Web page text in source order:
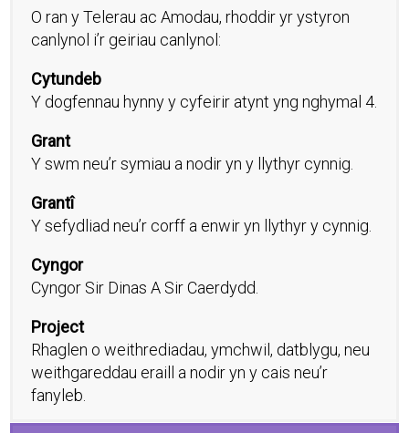
O ran y Telerau ac Amodau, rhoddir yr ystyron
canlynol i’r geiriau canlynol:
Cytundeb
Y dogfennau hynny y cyfeirir atynt yng nghymal 4.
Grant
Y swm neu’r symiau a nodir yn y llythyr cynnig.
Grantî
Y sefydliad neu’r corff a enwir yn llythyr y cynnig.
Cyngor
Cyngor Sir Dinas A Sir Caerdydd.
Project
Rhaglen o weithrediadau, ymchwil, datblygu, neu
weithgareddau eraill a nodir yn y cais neu’r
fanyleb.